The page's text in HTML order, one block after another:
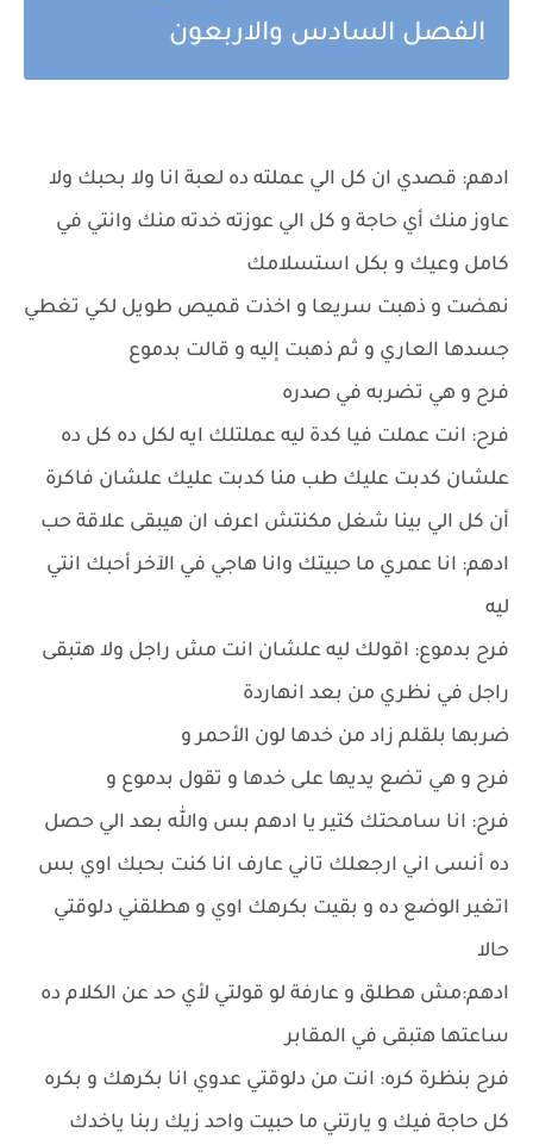
الفصل السادس والاربعون
ادهم: قصدي ان كل الي عملته ده لعبة انا ولا بحبك ولا
عاوز منك أي حاجة و كل الي عوزته خدته منك وانتي في
كامل وعيك و بكل استسلامك
نهضت و ذهبت سريعا و اخذت قميص طويل لكي تغطي
جسدها العاري و ثم ذهبت إليه و قالت بدموع
فرح و هي تضربه في صدره
فرح: انت عملت فيا كدة ليه عملتلك ايه لكل ده كل ده
علشان كدبت عليك طب منا كدبت عليك علشان فاكرة
أن كل الي بينا شغل مكنتش اعرف ان هيبقى علاقة حب
ادهم: انا عمري ما حبيتك وانا هاجي في الآخر أحبك انتي
ليه
فرح بدموع: اقولك ليه علشان انت مش راجل ولا هتبقى
راجل في نظري من بعد انهاردة
ضربها بلقلم زاد من خدها لون الأحمر و
فرح و هي تضع يديها على خدها و تقول بدموع و
فرح: انا سامحتك كتير يا ادهم بس والله بعد الي حصل
ده أنسى اني ارجعلك تاني عارف انا كنت بحبك اوي بس
اتغير الوضع ده و بقيت بكرهك اوي و هطلقني دلوقتي
حالا
ادهم:مش هطلق و عارفة لو قولتي لأي حد عن الكلام ده
ساعتها هتبقى في المقابر
فرح بنظرة كره: انت من دلوقتي عدوي انا بكرهك و بكره
كل حاجة فيك و يارتني ما حبيت واحد زيك ربنا ياخدك